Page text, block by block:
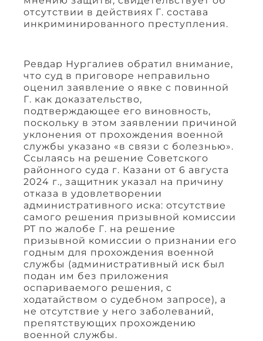
отсутствии в действиях Г. состава
инкриминированного преступления.
Ревдар Нургалиев обратил внимание,
что суд в приговоре неправильно
оценил заявление о явке с повинной
Г. как доказательство,
подтверждающее его виновность,
поскольку в этом заявлении причиной
уклонения от прохождения военной
службы указано «в связи с болезнью».
Ссылаясь на решение Советского
районного суда г. Казани от 6 августа
2024 г., защитник указал на причину
отказа в удовлетворении
административного иска: отсутствие
самого решения призывной комиссии
РТ по жалобе Г. на решение
призывной комиссии о признании его
годным для прохождения военной
службы (административный иск был
подан им без приложения
оспариваемого решения, с
ходатайством о судебном запросе), а
не отсутствие у него заболеваний,
препятствующих прохождению
военной службы.